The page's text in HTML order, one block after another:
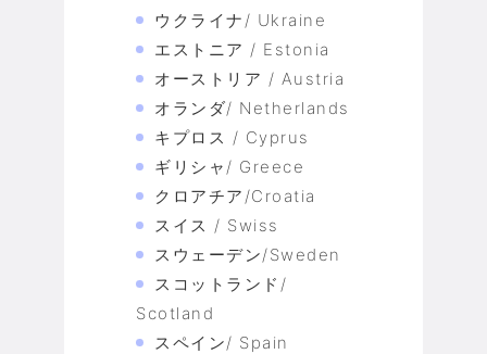
ウクライナ/ Ukraine
エストニア / Estonia
オーストリア / Austria
オランダ/ Netherlands
キプロス / Cyprus
ギリシャ/ Greece
クロアチア/Croatia
スイス / Swiss
スウェーデン/Sweden
スコットランド/
Scotland
スペイン/ Spain